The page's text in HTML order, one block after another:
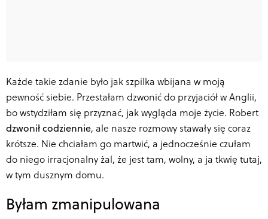
Każde takie zdanie było jak szpilka wbijana w moją
pewność siebie. Przestałam dzwonić do przyjaciół w Anglii,
bo wstydziłam się przyznać, jak wygląda moje życie. Robert
dzwonił codziennie, ale nasze rozmowy stawały się coraz
krótsze. Nie chciałam go martwić, a jednocześnie czułam
do niego irracjonalny żal, że jest tam, wolny, a ja tkwię tutaj,
w tym dusznym domu.
Byłam zmanipulowana